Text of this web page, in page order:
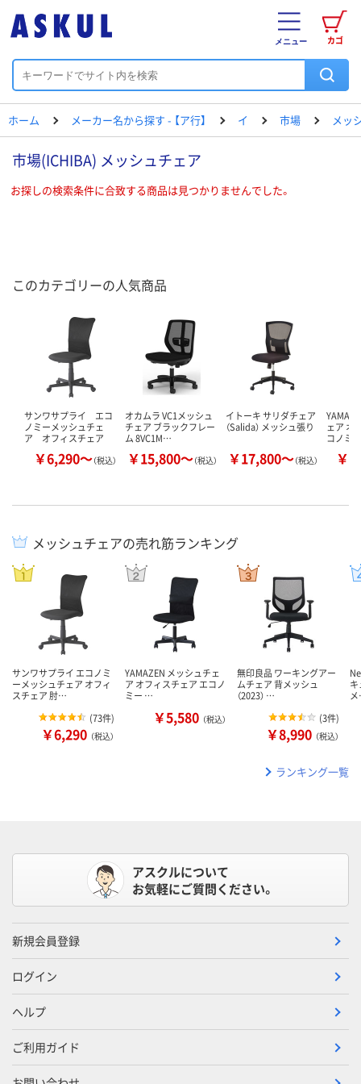
カゴ
メニュー
ホーム メーカー名から探す - 【ア行】 イ 市場 メッ
市場(ICHIBA) メッシュチェア
お探しの検索条件に合致する商品は見つかりませんでした。
このカテゴリーの人気商品
サンワサプライ エコ
ノミーメッシュチェ
ア オフィスチェア
￥6,290～（税込）
オカムラ VC1メッシュ
チェア ブラックフレー
ム 8VC1M…
￥15,800～（税込）
イトーキ サリダチェア
（Salida） メッシュ張り
￥17,800～（税込）
ェア オ
コノミ
￥
メッシュチェアの売れ筋ランキング
サンワサプライ エコノミ
ーメッシュチェア オフィ
スチェア 肘…
(73件)
￥6,290 （税込）
YAMAZEN メッシュチェ
ア オフィスチェア エコノ
ミー …
￥5,580 （税込）
無印良品 ワーキングアー
ムチェア 背メッシュ
（2023） …
(3件)
￥8,990 （税込）
ランキング一覧
アスクルについて
お気軽にご質問ください。
新規会員登録
ログイン
ヘルプ
ご利用ガイド